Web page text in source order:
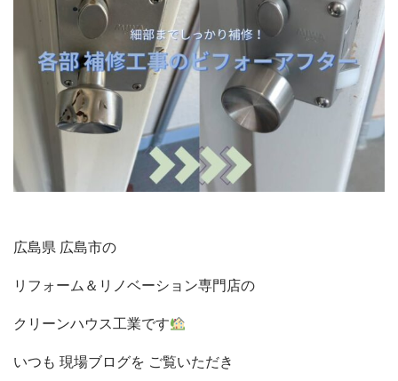
広島県 広島市の
リフォーム＆リノベーション専門店の
クリーンハウス工業です
いつも 現場ブログを ご覧いただき